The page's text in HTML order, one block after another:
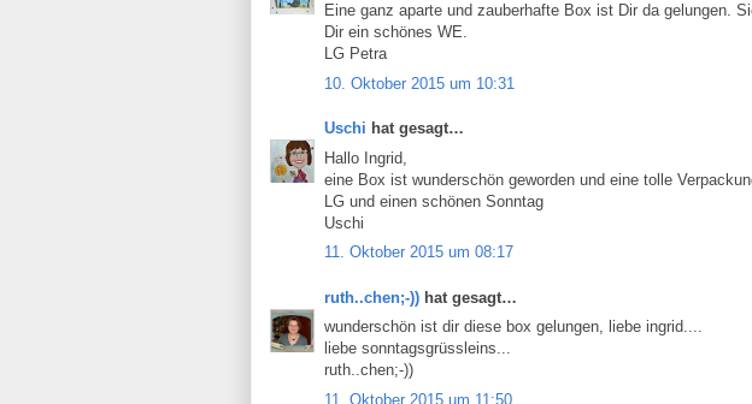
Eine ganz aparte und zauberhafte Box ist Dir da gelungen.
Dir ein schönes WE.
LG Petra
10. Oktober 2015 um 10:31
Uschi hat gesagt…
Hallo Ingrid,
eine Box ist wunderschön geworden und eine tolle
LG und einen schönen Sonntag
Uschi
11. Oktober 2015 um 08:17
ruth..chen;-)) hat gesagt…
wunderschön ist dir diese box gelungen, liebe ingrid....
liebe sonntagsgrüssleins...
ruth..chen;-))
11. Oktober 2015 um 11:50